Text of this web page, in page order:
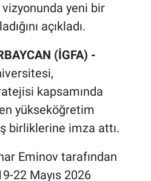
yeni bir
açıkladı.
(İGFA) -
kapsamında
yükseköğretim
birliklerine imza attı.
Eminov tarafından
22 Mayıs 2026